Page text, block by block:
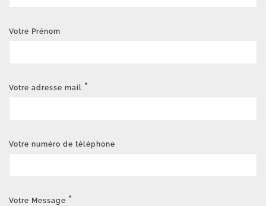
Votre Prénom
Votre adresse mail *
Votre numéro de téléphone
Votre Message *